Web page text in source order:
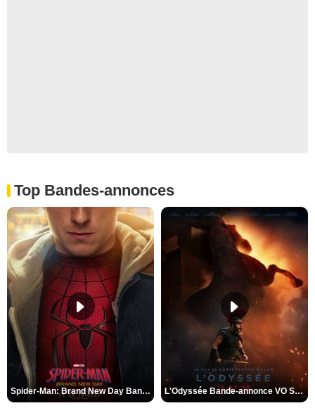
Top Bandes-annonces
Spider-Man: Brand New Day Bande-annonce VO STFR L'Odyssée Bande-annonce VO STFR